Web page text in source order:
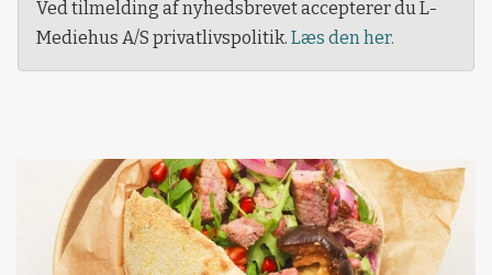
Ved tilmelding af nyhedsbrevet accepterer du L-
Mediehus A/S privatlivspolitik. Læs den her.